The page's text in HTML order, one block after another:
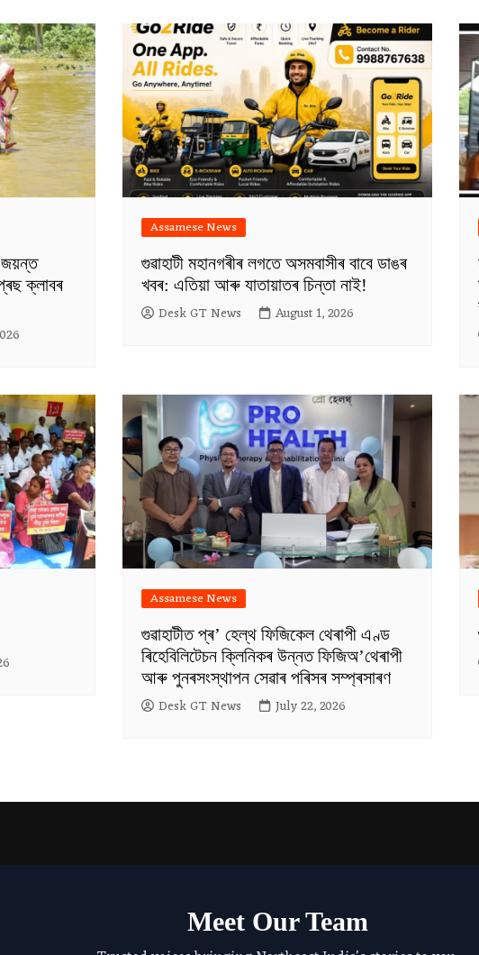
জয়ন্ত
ক্লাবৰ
Assamese News
গুৱাহাটী মহানগৰীৰ লগতে অসমবাসীৰ বাবে ডাঙৰ
খবৰ: এতিয়া আৰু যাতায়াতৰ চিন্তা নাই!
Desk GT News August 1, 2026
Assamese News
গুৱাহাটীত প্ৰ’ হেল্থ ফিজিকেল থেৰাপী এণ্ড
ৰিহেবিলিটেচন ক্লিনিকৰ উন্নত ফিজিঅ’থেৰাপী
আৰু পুনৰসংস্থাপন সেৱাৰ পৰিসৰ সম্প্ৰসাৰণ
Desk GT News July 22, 2026
Meet Our Team